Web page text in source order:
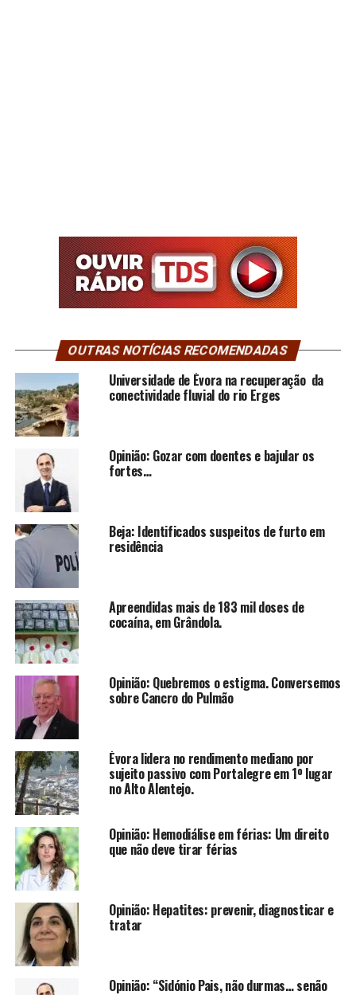
OUTRAS NOTÍCIAS RECOMENDADAS
Universidade de Évora na recuperação da
conectividade fluvial do rio Erges
Opinião: Gozar com doentes e bajular os
fortes…
Beja: Identificados suspeitos de furto em
residência
Apreendidas mais de 183 mil doses de
cocaína, em Grândola.
Opinião: Quebremos o estigma. Conversemos
sobre Cancro do Pulmão
Évora lidera no rendimento mediano por
sujeito passivo com Portalegre em 1º lugar
no Alto Alentejo.
Opinião: Hemodiálise em férias: Um direito
que não deve tirar férias
Opinião: Hepatites: prevenir, diagnosticar e
tratar
Opinião: “Sidónio Pais, não durmas… senão